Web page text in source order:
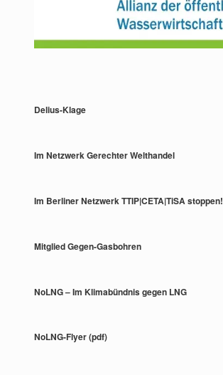
Delius-Klage
Im Netzwerk Gerechter Welthandel
Im Berliner Netzwerk TTIP|CETA|TiSA stoppen!
Mitglied Gegen-Gasbohren
NoLNG – Im Klimabündnis gegen LNG
NoLNG-Flyer (pdf)